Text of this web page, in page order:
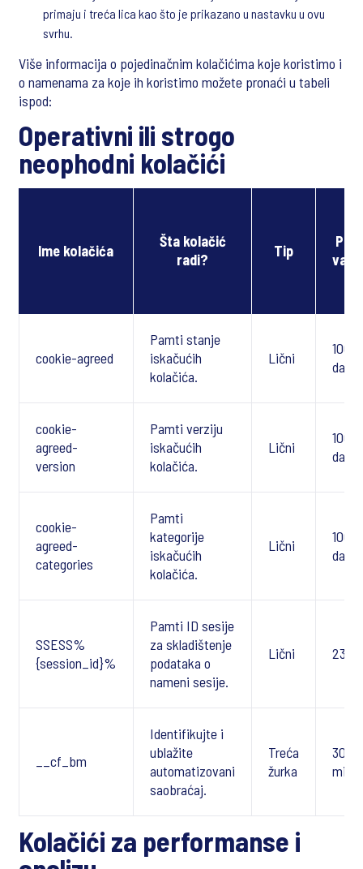
primaju i treća lica kao što je prikazano u nastavku u ovu
svrhu.
Više informacija o pojedinačnim kolačićima koje koristimo i
o namenama za koje ih koristimo možete pronaći u tabeli
ispod:
Operativni ili strogo
neophodni kolačići
Ime kolačića
Šta kolačić
radi?
Tip
cookie-agreed
Pamti stanje
iskačućih
kolačića.
Lični
100
dana
cookie-
agreed-
version
Pamti verziju
iskačućih
kolačića.
Lični
100
dana
cookie-
agreed-
categories
Pamti
kategorije
iskačućih
kolačića.
Lični
100
dana
SSESS%
{session_id}%
Pamti ID sesije
za skladištenje
podataka o
nameni sesije.
Lični 23
__cf_bm
Identifikujte i
ublažite
automatizovani
saobraćaj.
Treća
žurka
30
Kolačići za performanse i